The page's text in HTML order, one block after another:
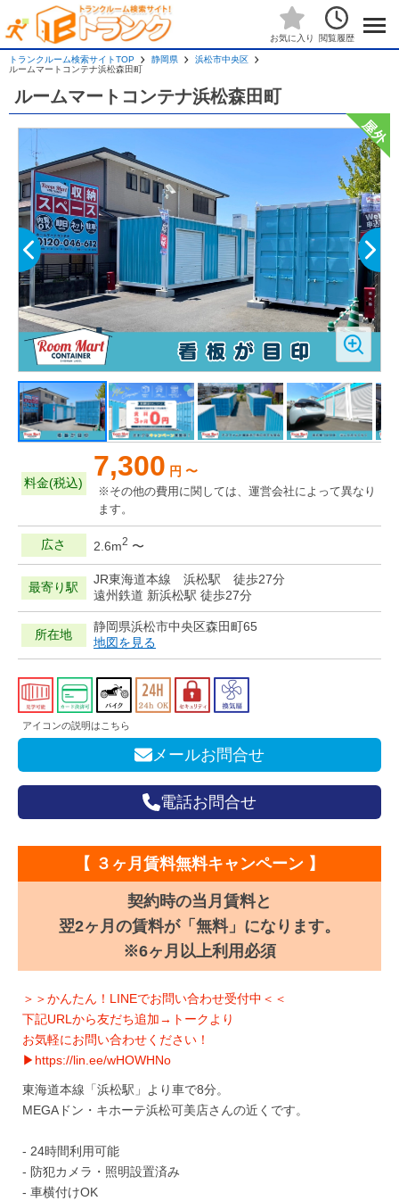
お気に入り 閲覧履歴
トランクルーム検索サイトTOP 静岡県
浜松市中央区
ルームマートコンテナ浜松森田町
ルームマートコンテナ浜松森田町
料金(税込)
7,300 円 〜
※その他の費用に関しては、運営会社によって異なり
ます。
広さ 2.6m2 〜
最寄り駅
JR東海道本線 浜松駅 徒歩27分
遠州鉄道 新浜松駅 徒歩27分
所在地
静岡県浜松市中央区森田町65
地図を見る
アイコンの説明はこちら
メールお問合せ
電話お問合せ
【 ３ヶ月賃料無料キャンペーン 】
契約時の当月賃料と
翌2ヶ月の賃料が「無料」になります。
※6ヶ月以上利用必須
＞＞かんたん！LINEでお問い合わせ受付中＜＜
下記URLから友だち追加→トークより
お気軽にお問い合わせください！
▶https://lin.ee/wHOWHNo
東海道本線「浜松駅」より車で8分。
MEGAドン・キホーテ浜松可美店さんの近くです。
- 24時間利用可能
- 防犯カメラ・照明設置済み
- 車横付けOK